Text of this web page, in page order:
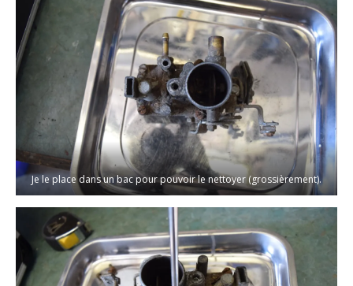
Je le place dans un bac pour pouvoir le nettoyer (grossièrement).